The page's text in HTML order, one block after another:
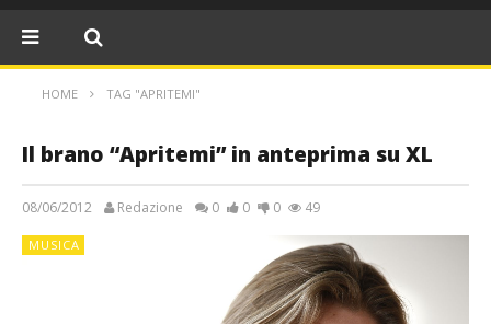
HOME TAG "APRITEMI"
Il brano “Apritemi” in anteprima su XL
08/06/2012 Redazione 0 0 0 49
MUSICA